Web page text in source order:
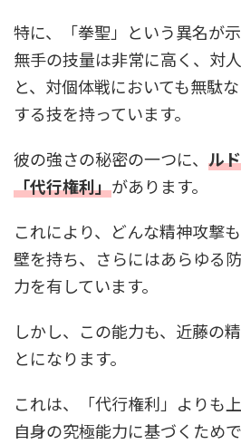
特に、「拳聖」という異名が
無手の技量は非常に高く、対
と、対個体戦においても無駄
する技を持っています。
彼の強さの秘密の一つに、 ル
「代行権利」があります。
これにより、どんな精神攻撃
壁を持ち、さらにはあらゆる
力を有しています。
しかし、この能力も、近藤の
とになります。
これは、「代行権利」よりも
自身の究極能力に基づくためで